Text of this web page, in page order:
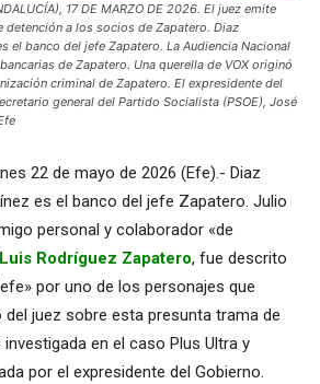
17 DE MARZO DE 2026. El juez emite
detención a los socios de Zapatero. Diaz
el banco del jefe Zapatero. La Audiencia Nacional
de Zapatero. Una querella de VOX originó
criminal de Zapatero. El expresidente del
general del Partido Socialista (PSOE), José
22 de mayo de 2026 (Efe).- Diaz
es el banco del jefe Zapatero. Julio
personal y colaborador «de
Rodríguez Zapatero, fue descrito
por uno de los personajes que
del juez sobre esta presunta trama de
en el caso Plus Ultra y
por el expresidente del Gobierno.